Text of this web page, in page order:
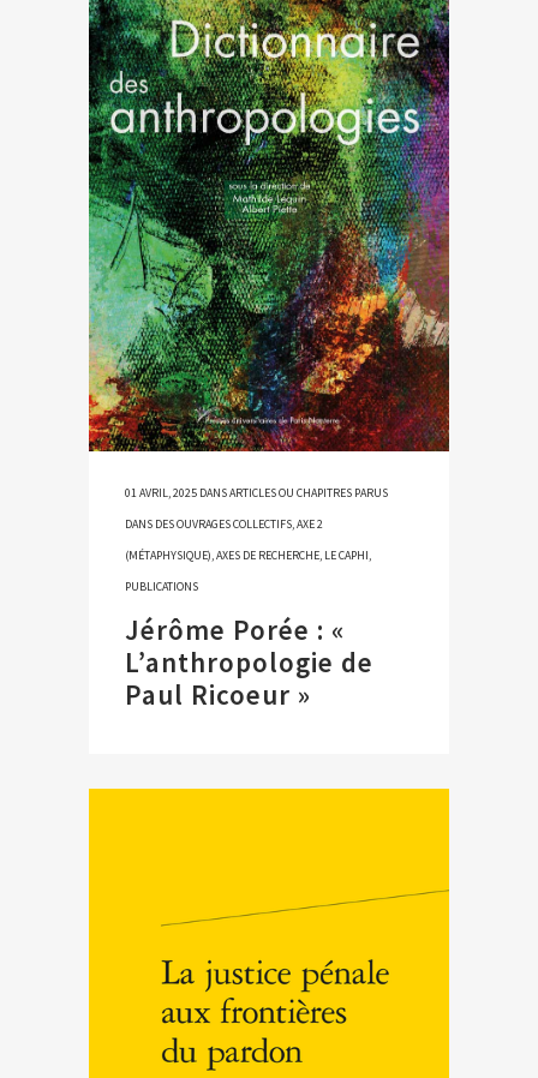
01 AVRIL, 2025 DANSARTICLES OU CHAPITRES PARUS
DANS DES OUVRAGES COLLECTIFS,AXE 2
(MÉTAPHYSIQUE),AXES DE RECHERCHE, LE CAPHI,
PUBLICATIONS
Jérôme Porée : «
L’anthropologie de
Paul Ricoeur »